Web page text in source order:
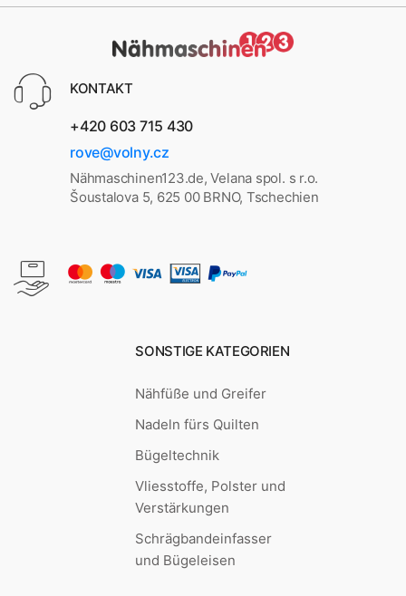
KONTAKT
+420 603 715 430
rove@volny.cz
Nähmaschinen123.de, Velana spol. s r.o.
Šoustalova 5, 625 00 BRNO, Tschechien
SONSTIGE KATEGORIEN
Nähfüße und Greifer
Nadeln fürs Quilten
Bügeltechnik
Vliesstoffe, Polster und
Verstärkungen
Schrägbandeinfasser
und Bügeleisen